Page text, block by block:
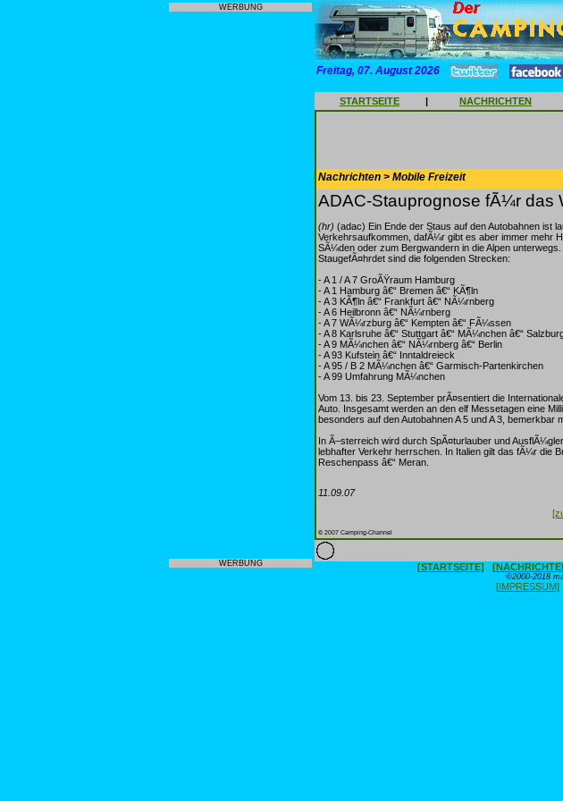
WERBUNG
WERBUNG
Freitag, 07. August 2026
STARTSEITE | NACHRICHTEN
Nachrichten > Mobile Freizeit
ADAC-Stauprognose fÃ¼r das
(hr) (adac) Ein Ende der Staus auf den Autobahnen ist
Verkehrsaufkommen, dafÃ¼r gibt es aber immer mehr
SÃ¼den oder zum Bergwandern in die Alpen
StaugefÃ¤hrdet sind die folgenden Strecken:
- A 1 / A 7 GroÃŸraum Hamburg
- A 1 Hamburg â€“ Bremen â€“ KÃ¶ln
- A 3 KÃ¶ln â€“ Frankfurt â€“ NÃ¼rnberg
- A 6 Heilbronn â€“ NÃ¼rnberg
- A 7 WÃ¼rzburg â€“ Kempten â€“ FÃ¼ssen
- A 8 Karlsruhe â€“ Stuttgart â€“ MÃ¼nchen â€“
- A 9 MÃ¼nchen â€“ NÃ¼rnberg â€“ Berlin
- A 93 Kufstein â€“ Inntaldreieck
- A 95 / B 2 MÃ¼nchen â€“ Garmisch-Partenkirchen
- A 99 Umfahrung MÃ¼nchen
Vom 13. bis 23. September prÃ¤sentiert die
Auto. Insgesamt werden an den elf Messetagen eine
besonders auf den Autobahnen A 5 und A 3, bemerkbar
In Ã–sterreich wird durch SpÃ¤turlauber und
lebhafter Verkehr herrschen. In Italien gilt das fÃ¼r die
Reschenpass â€“ Meran.
11.09.07
© 2007 Camping-Channel
[STARTSEITE]
©2000-2018
[IMPRESSUM]